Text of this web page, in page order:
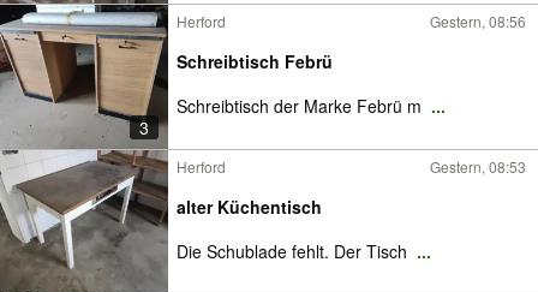
3
Herford Gestern, 08:56
Schreibtisch Febrü
Schreibtisch der Marke Febrü m ...
Herford Gestern, 08:53
alter Küchentisch
Die Schublade fehlt. Der Tisch ...